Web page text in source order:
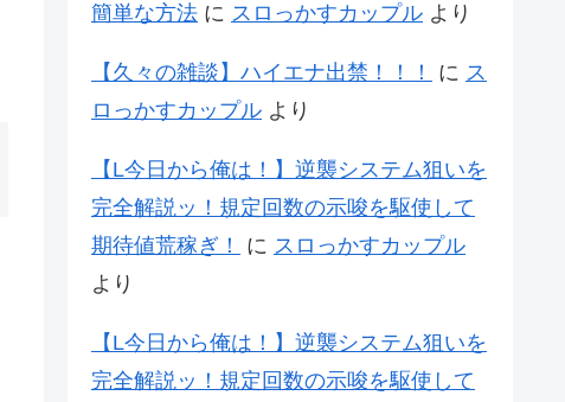
簡単な方法 に スロっかすカップル より
【久々の雑談】ハイエナ出禁！！！ に ス
ロっかすカップル より
【L今日から俺は！】逆襲システム狙いを
完全解説ッ！規定回数の示唆を駆使して
期待値荒稼ぎ！
に スロっかすカップル
より
【L今日から俺は！】逆襲システム狙いを
完全解説ッ！規定回数の示唆を駆使して